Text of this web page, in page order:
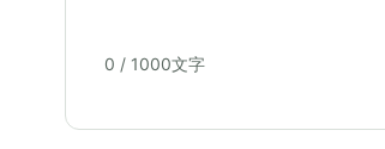
0 / 1000文字